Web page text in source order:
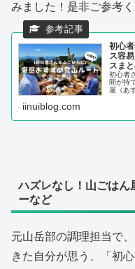
みました！是非ご参考く
初心
ス容
スま
初心者
間が持
屋（あ
iinuiblog.com
ハズレなし！山ごはん
ーなど
元山岳部の調理担当で
きた自分が思う、「初